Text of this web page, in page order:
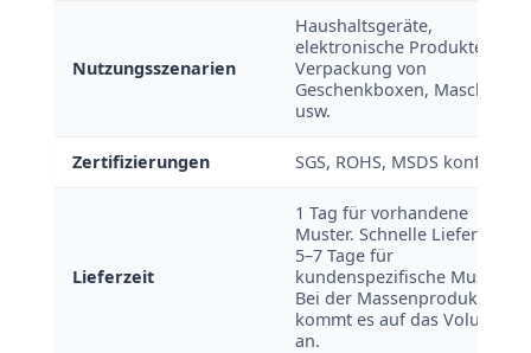
Nutzungsszenarien
Haushaltsgeräte,
elektronische Produkte,
Verpackung von
Geschenkboxen, Maschinen
usw.
Zertifizierungen SGS, ROHS, MSDS konform
Lieferzeit
1 Tag für vorhandene
Muster. Schnelle Lieferung:
5–7 Tage für
kundenspezifische Muster.
Bei der Massenproduktion
kommt es auf das Volumen
an.